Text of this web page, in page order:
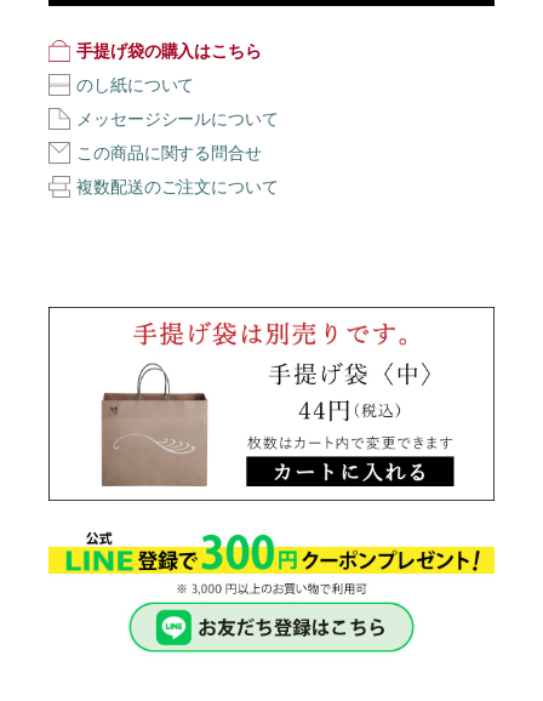
手提げ袋の購入はこちら
のし紙について
メッセージシールについて
この商品に関する問合せ
複数配送のご注文について